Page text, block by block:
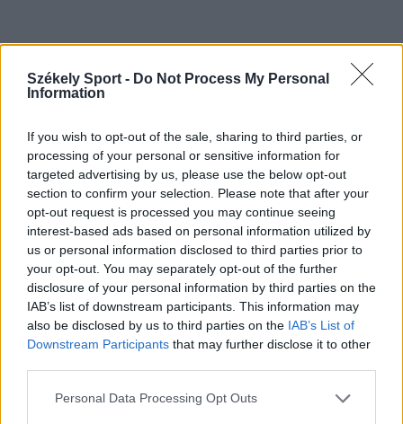
Székely Sport - Do Not Process My Personal
Information
If you wish to opt-out of the sale, sharing to third parties, or
processing of your personal or sensitive information for
targeted advertising by us, please use the below opt-out
section to confirm your selection. Please note that after your
opt-out request is processed you may continue seeing
interest-based ads based on personal information utilized by
us or personal information disclosed to third parties prior to
your opt-out. You may separately opt-out of the further
disclosure of your personal information by third parties on the
IAB’s list of downstream participants. This information may
also be disclosed by us to third parties on the IAB’s List of
Downstream Participants that may further disclose it to other
Personal Data Processing Opt Outs
Megérkezett a csíkszeredai Lokálpatrióták